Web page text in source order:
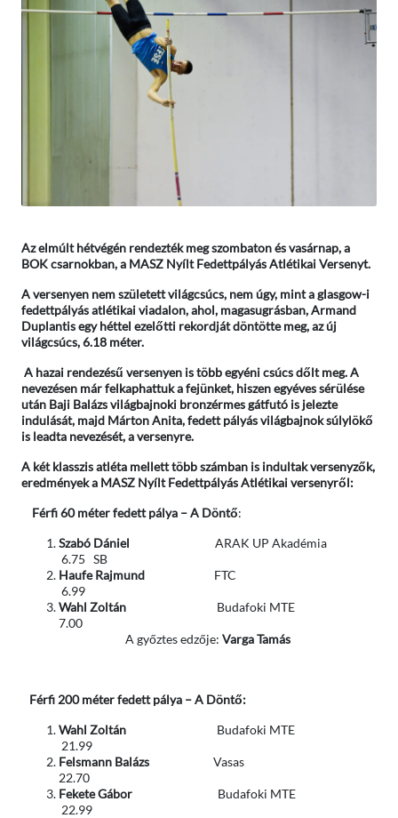
Az elmúlt hétvégén rendezték meg szombaton és vasárnap, a
BOK csarnokban, a MASZ Nyílt Fedettpályás Atlétikai Versenyt.
A versenyen nem született világcsúcs, nem úgy, mint a glasgow-i
fedettpályás atlétikai viadalon, ahol, magasugrásban, Armand
Duplantis egy héttel ezelőtti rekordját döntötte meg, az új
világcsúcs, 6.18 méter.
A hazai rendezésű versenyen is több egyéni csúcs dőlt meg. A
nevezésen már felkaphattuk a fejünket, hiszen egyéves sérülése
után Baji Balázs világbajnoki bronzérmes gátfutó is jelezte
indulását, majd Márton Anita, fedett pályás világbajnok súlylökő
is leadta nevezését, a versenyre.
A két klasszis atléta mellett több számban is indultak versenyzők,
eredmények a MASZ Nyílt Fedettpályás Atlétikai versenyről:
Férfi 60 méter fedett pálya – A Döntő:
Szabó Dániel ARAK UP Akadémia
6.75 SB
Haufe RajmundFTC
6.99
Wahl ZoltánBudafoki MTE
7.00
A győztes edzője: Varga Tamás
Férfi 200 méter fedett pálya – A Döntő:
Wahl Zoltán
Budafoki MTE
21.99
Felsmann BalázsVasas
22.70
Fekete GáborBudafoki MTE
22.99